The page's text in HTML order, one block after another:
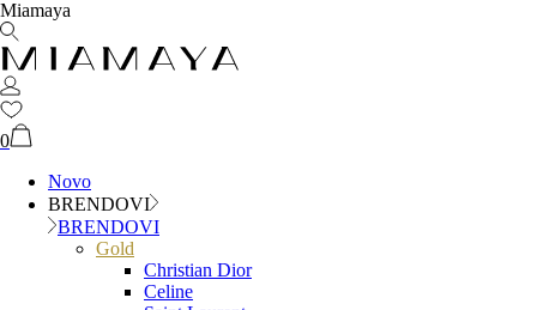
Miamaya
0
Novo
BRENDOVI
BRENDOVI
Gold
Christian Dior
Celine